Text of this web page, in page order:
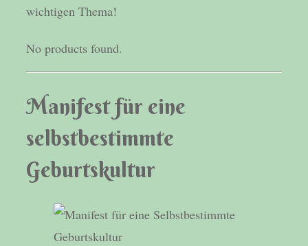
wichtigen Thema!
No products found.
Manifest für eine
selbstbestimmte
Geburtskultur